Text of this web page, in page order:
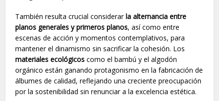
También resulta crucial considerarla alternancia entre
planos generales y primeros planos, así como entre
escenas de acción y momentos contemplativos, para
mantener el dinamismo sin sacrificar la cohesión. Los
materiales ecológicos como el bambú y el algodón
orgánico están ganando protagonismo en la fabricación de
álbumes de calidad, reflejando una creciente preocupación
por la sostenibilidad sin renunciar a la excelencia estética.